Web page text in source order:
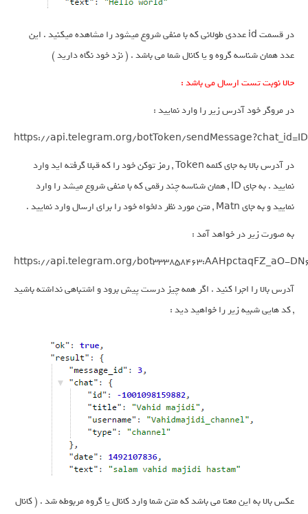
در قسمت id عددی طولانی که با منفی شروع میشود را مشاهده میکنید . این
عدد همان شناسه گروه و یا کانال شما می باشد . ( نزد خود نگاه دارید )
حالا نوبت تست ارسال می باشد :
در مروگر خود آدرس زیر را وارد نمایید :
https://api.telegram.org/botToken/
در آدرس بالا به جای کلمه Token , رمز توکن خود را که قبلا گرفته اید وارد
نمایید . به جای ID , همان شناسه چند رقمی که با منفی شروع میشد را وارد
نمایید و به جای Matn , متن مورد نظر دلخواه خود را برای ارسال وارد نمایید .
به صورت زیر در خواهد آمد :
https://api.telegram.org/bot333858463:AAHpctaqFZ_aO-
آدرس بالا را اجرا کنید . اگر همه چیز درست پیش برود و اشتباهی نداشته باشید
, کد هایی شبیه زیر را خواهید دید :
عکس بالا به این معنا می باشد که متن شما وارد کانال یا گروه مربوطه شد . ( کانال